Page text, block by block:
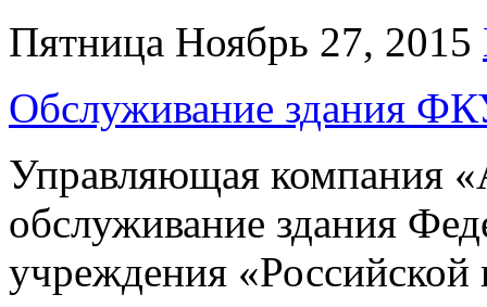
Пятница Ноябрь 27, 2015
Обслуживание здания
Управляющая компания
обслуживание здания
учреждения «Российской